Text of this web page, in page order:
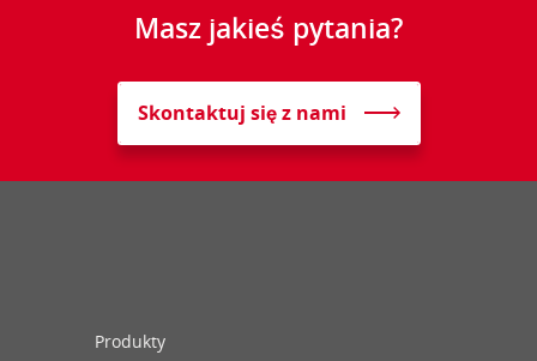
Masz jakieś pytania?
Skontaktuj się z nami
Produkty